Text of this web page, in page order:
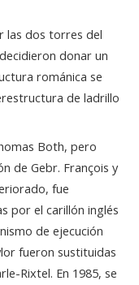
las dos torres del
donar un
románica se
de ladrillo
Both, pero
de Gebr. François y
fue
por el carillón inglés
de ejecución
fueron sustituidas
Rixtel. En 1985, se